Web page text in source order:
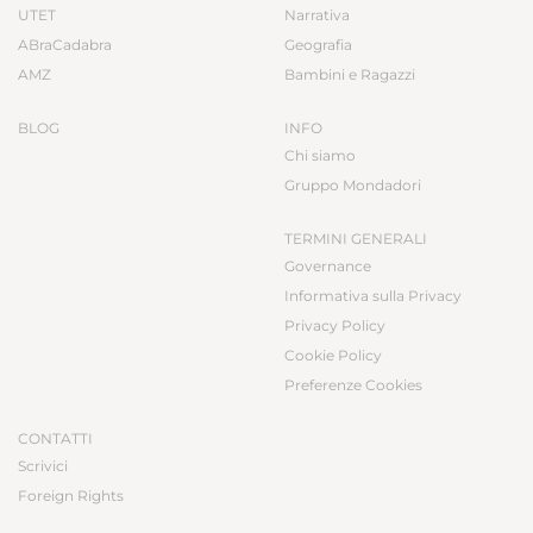
UTET
ABraCadabra
AMZ
BLOG
Narrativa
Geografia
Bambini e Ragazzi
INFO
Chi siamo
Gruppo Mondadori
TERMINI GENERALI
Governance
Informativa sulla Privacy
Privacy Policy
Cookie Policy
Preferenze Cookies
CONTATTI
Scrivici
Foreign Rights